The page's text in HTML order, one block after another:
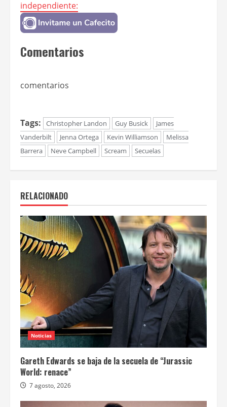
independiente:
Comentarios
comentarios
Tags: Christopher Landon Guy Busick
James
Vanderbilt
Jenna Ortega Kevin Williamson
Melissa
Barrera
Neve Campbell Scream Secuelas
RELACIONADO
Noticias
Gareth Edwards se baja de la secuela de “Jurassic
World: renace”
7 agosto, 2026